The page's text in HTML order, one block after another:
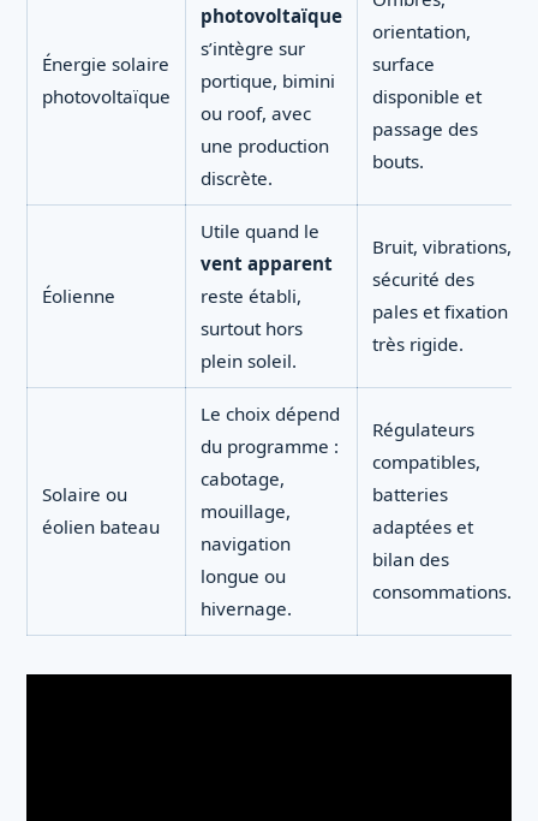
Énergie solaire
photovoltaïque
photovoltaïque
s’intègre sur
portique, bimini
ou roof, avec
une production
discrète.
orientation,
surface
disponible et
passage des
bouts.
Éolienne
Utile quand le
vent apparent
reste établi,
surtout hors
plein soleil.
Bruit, vibrations,
sécurité des
pales et fixation
très rigide.
Solaire ou
éolien bateau
Le choix dépend
du programme :
cabotage,
mouillage,
navigation
longue ou
hivernage.
Régulateurs
compatibles,
batteries
adaptées et
bilan des
consommations.